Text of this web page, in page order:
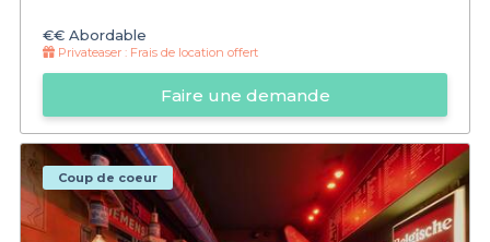
€€ Abordable
Privateaser : Frais de location offert
Faire une demande
Coup de coeur